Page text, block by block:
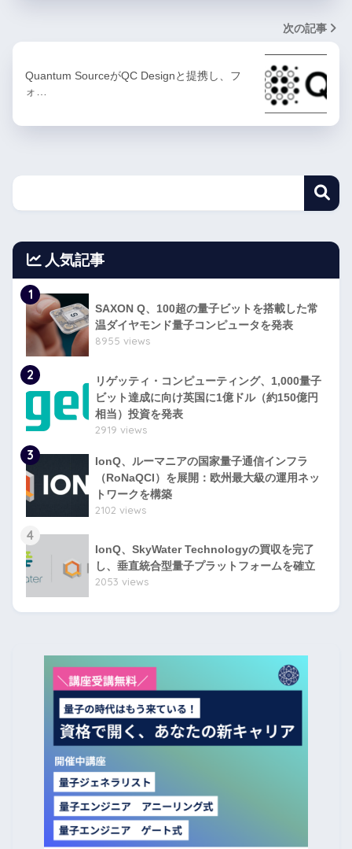
次の記事
Quantum SourceがQC Designと提携し、フ
ォ…
人気記事
1
SAXON Q、100超の量子ビットを搭載した常
温ダイヤモンド量子コンピュータを発表
8955 views
2
リゲッティ・コンピューティング、1,000量子
ビット達成に向け英国に1億ドル（約150億円
相当）投資を発表
2919 views
3
IonQ、ルーマニアの国家量子通信インフラ
（RoNaQCI）を展開：欧州最大級の運用ネッ
トワークを構築
2102 views
4
IonQ、SkyWater Technologyの買収を完了
し、垂直統合型量子プラットフォームを確立
2053 views